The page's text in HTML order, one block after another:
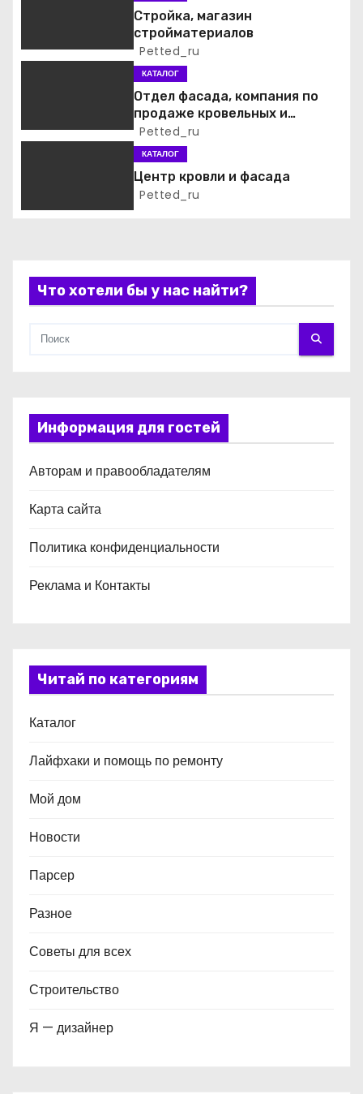
п
а
и
я
м
Стройка, магазин
стройматериалов
Petted_ru
КАТАЛОГ
Отдел фасада, компания по
продаже кровельных и
фасадных материалов
Petted_ru
КАТАЛОГ
Центр кровли и фасада
Petted_ru
Что хотели бы у нас найти?
Информация для гостей
Авторам и правообладателям
Карта сайта
Политика конфиденциальности
Реклама и Контакты
Читай по категориям
Каталог
Лайфхаки и помощь по ремонту
Мой дом
Новости
Парсер
Разное
Советы для всех
Строительство
Я — дизайнер